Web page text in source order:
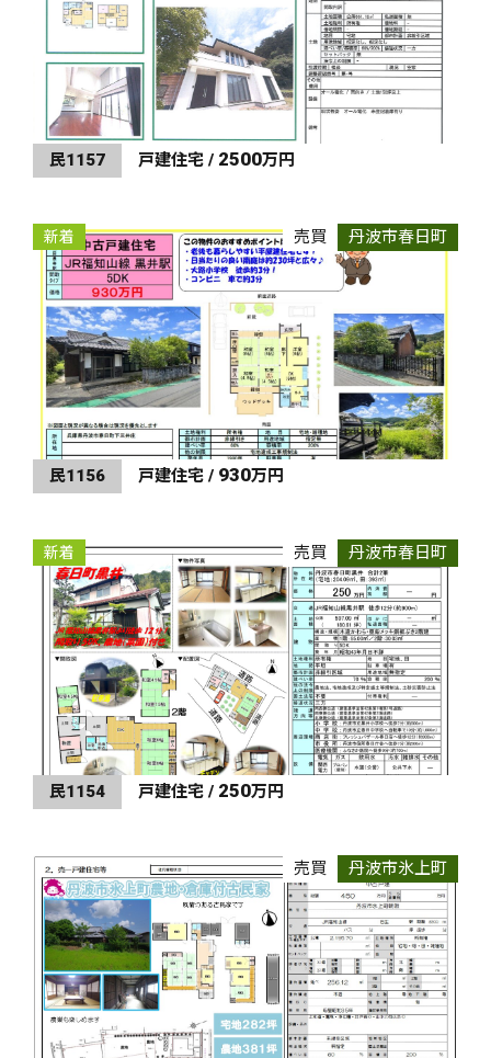
民1157 戸建住宅 / 2500万円
新着 売買 丹波市春日町
民1156 戸建住宅 / 930万円
新着 売買 丹波市春日町
民1154 戸建住宅 / 250万円
売買 丹波市氷上町